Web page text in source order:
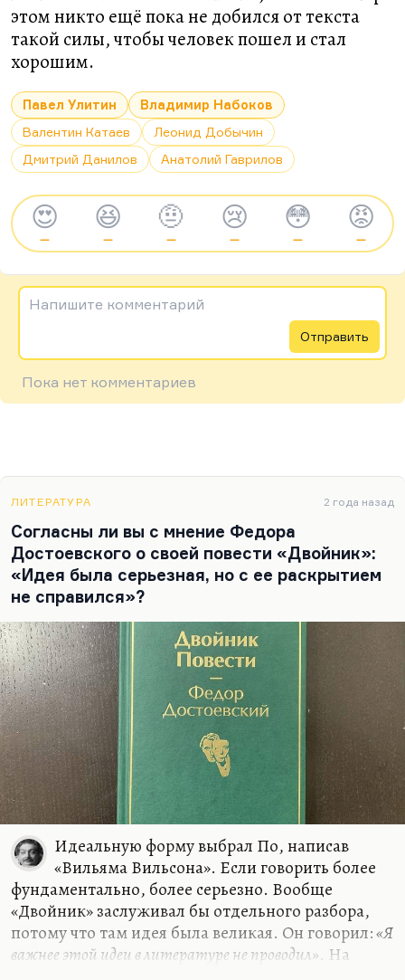
этом никто ещё пока не добился от текста
такой силы, чтобы человек пошел и стал
хорошим.
Павел Улитин
Владимир Набоков
Валентин Катаев
Леонид Добычин
Дмитрий Данилов
Анатолий Гаврилов
😍
—
😆
—
🤨
—
😢
—
😳
—
😡
—
Напишите комментарий
Отправить
Пока нет комментариев
ЛИТЕРАТУРА 2 года назад
Согласны ли вы с мнение Федора
Достоевского о своей повести «Двойник»:
«Идея была серьезная, но с ее раскрытием
не справился»?
Идеальную форму выбрал По, написав
«Вильяма Вильсона». Если говорить более
фундаментально, более серьезно. Вообще
«Двойник» заслуживал бы отдельного разбора,
потому что там идея была великая. Он говорил:«Я
важнее этой идеи в литературе не проводил». На